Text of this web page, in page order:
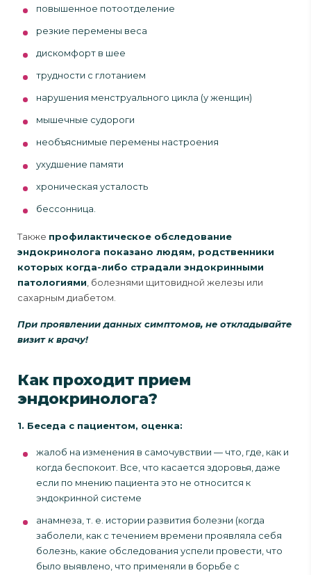
повышенное потоотделение
резкие перемены веса
дискомфорт в шее
трудности с глотанием
нарушения менструального цикла (у женщин)
мышечные судороги
необъяснимые перемены настроения
ухудшение памяти
хроническая усталость
бессонница.
Также профилактическое обследование
эндокринолога показано людям, родственники
которых когда-либо страдали эндокринными
патологиями , болезнями щитовидной железы или
сахарным диабетом.
При проявлении данных симптомов, не откладывайте
визит к врачу!
Как проходит прием
эндокринолога?
1. Беседа с пациентом, оценка:
жалоб на изменения в самочувствии — что, где, как и
когда беспокоит. Все, что касается здоровья, даже
если по мнению пациента это не относится к
эндокринной системе
анамнеза, т. е. истории развития болезни (когда
заболели, как с течением времени проявляла себя
болезнь, какие обследования успели провести, что
было выявлено, что применяли в борьбе с